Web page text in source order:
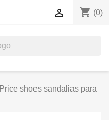
shopping_cart (0)

Price shoes sandalias para